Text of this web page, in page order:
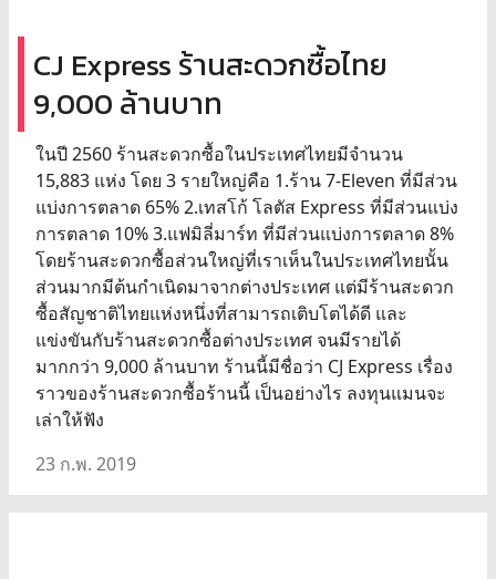
CJ Express ร้านสะดวกซื้อไทย
9,000 ล้านบาท
ในปี 2560 ร้านสะดวกซื้อในประเทศไทยมีจำนวน
15,883 แห่ง โดย 3 รายใหญ่คือ 1.ร้าน 7-Eleven ที่มีส่วน
แบ่งการตลาด 65% 2.เทสโก้ โลตัส Express ที่มีส่วนแบ่ง
การตลาด 10% 3.แฟมิลี่มาร์ท ที่มีส่วนแบ่งการตลาด 8%
โดยร้านสะดวกซื้อส่วนใหญ่ที่เราเห็นในประเทศไทยนั้น
ส่วนมากมีต้นกำเนิดมาจากต่างประเทศ แต่มีร้านสะดวก
ซื้อสัญชาติไทยแห่งหนึ่งที่สามารถเติบโตได้ดี และ
แข่งขันกับร้านสะดวกซื้อต่างประเทศ จนมีรายได้
มากกว่า 9,000 ล้านบาท ร้านนี้มีชื่อว่า CJ Express เรื่อง
ราวของร้านสะดวกซื้อร้านนี้ เป็นอย่างไร ลงทุนแมนจะ
เล่าให้ฟัง
23 ก.พ. 2019